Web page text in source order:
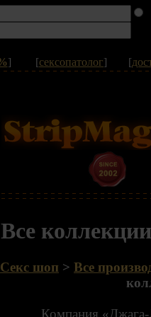
] [сексопатолог] [
Все
Секс шоп > Все
Компания